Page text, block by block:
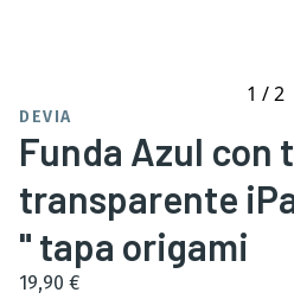
1 /2
DEVIA
Funda Azul con
transparente
" tapa origami
19,90 €